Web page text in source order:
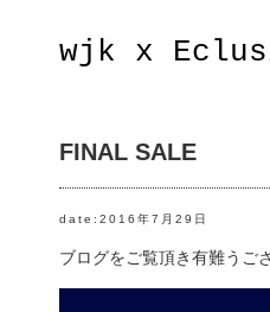
wjk x
FINAL SALE
date:2016年7月29日
ブログをご覧頂き有難うご